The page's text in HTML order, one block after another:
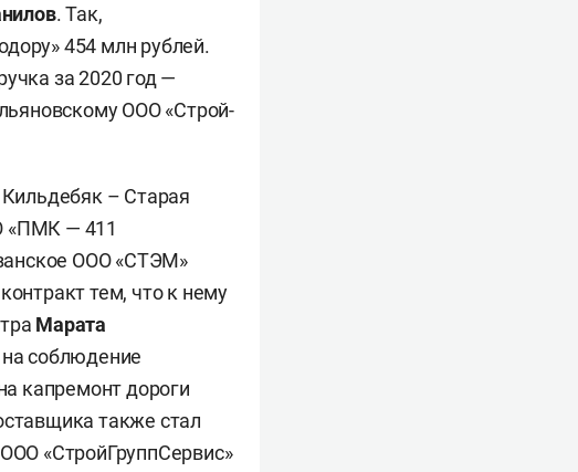
. Так,
454 млн рублей.
за 2020 год —
ООО «Строй-
– Старая
«ПМК — 411
ООО «СТЭМ»
тем, что к нему
Марата
на соблюдение
капремонт дороги
также стал
«СтройГруппСервис»